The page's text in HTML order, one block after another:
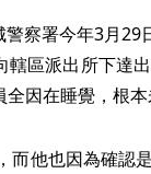
察署今年3月29
區派出所下達
因在睡覺，根本
而他也因為確認